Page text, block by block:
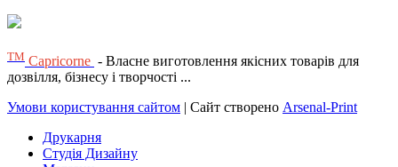
ТМ Capricorne - Власне виготовлення якісних товарів для
дозвілля, бізнесу і творчості ...
Умови користування сайтом | Сайт створено Arsenal-Print
Друкарня
Студія Дизайну